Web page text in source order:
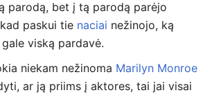
parodą, bet į tą parodą parėjo
paskui tie naciai nežinojo, ką
viską pardavė.
niekam nežinoma Marilyn Monroe
ar ją priims į aktores, tai jai visai